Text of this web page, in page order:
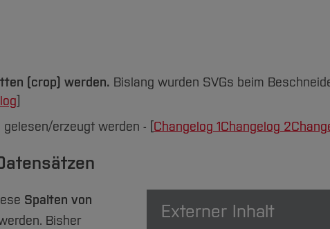
(crop) werden. Bislang wurden SVGs beim
]
gelesen/erzeugt werden - [Changelog 1Changelog 2
Externer Inhalt
Spalten von
Bisher